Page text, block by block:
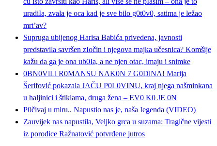
uradiIa, zvala je oca kad je sve bilo g0t0v0, satima je ležao
mrt’av?
Supruga ubijenog Harisa Babića privedena, javnosti
predstavila savršen zIočin i njegova majka učesnica? Komšije
kažu da ga je ona ub0Ia, a ne njen otac, imaju i snimke
0BN0VlLl R0MANSU NAK0N 7 G0DlNA! Marija
Šerifović pokazala JAČU P0L0VINU, kraj njega našminkana
u haljinici i štiklama, druga žena – EV0 K0 JE 0N
P0čivaj u miru.. Napustio nas je, naša Iegenda (VIDEO)
Zauvijek nas napustila, Veljko grca u suzama: Tragične vijesti
iz porodice Ražnatović potvrđene jutros